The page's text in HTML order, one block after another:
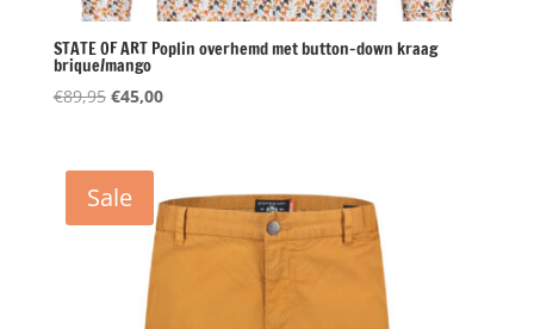
STATE OF ART Poplin overhemd met button-down kraag
brique/mango
€89,95 Oorspronkelijke
€89,95.
€45,00Huidige
Sale